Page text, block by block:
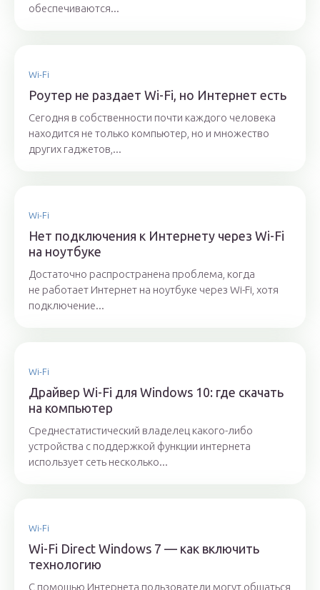
обеспечиваются...
Wi-Fi
Роутер не раздает Wi-Fi, но Интернет есть
Сегодня в собственности почти каждого человека
находится не только компьютер, но и множество
других гаджетов,...
Wi-Fi
Нет подключения к Интернету через Wi-Fi
на ноутбуке
Достаточно распространена проблема, когда
не работает Интернет на ноутбуке через Wi-Fi, хотя
подключение...
Wi-Fi
Драйвер Wi-Fi для Windows 10: где скачать
на компьютер
Среднестатистический владелец какого-либо
устройства с поддержкой функции интернета
использует сеть несколько...
Wi-Fi
Wi-Fi Direct Windows 7 — как включить
технологию
С помощью Интернета пользователи могут общаться